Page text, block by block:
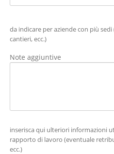
da indicare per aziende con più
cantieri, ecc.)
Note aggiuntive
inserisca qui ulteriori informazioni
rapporto di lavoro (eventuale
ecc.)